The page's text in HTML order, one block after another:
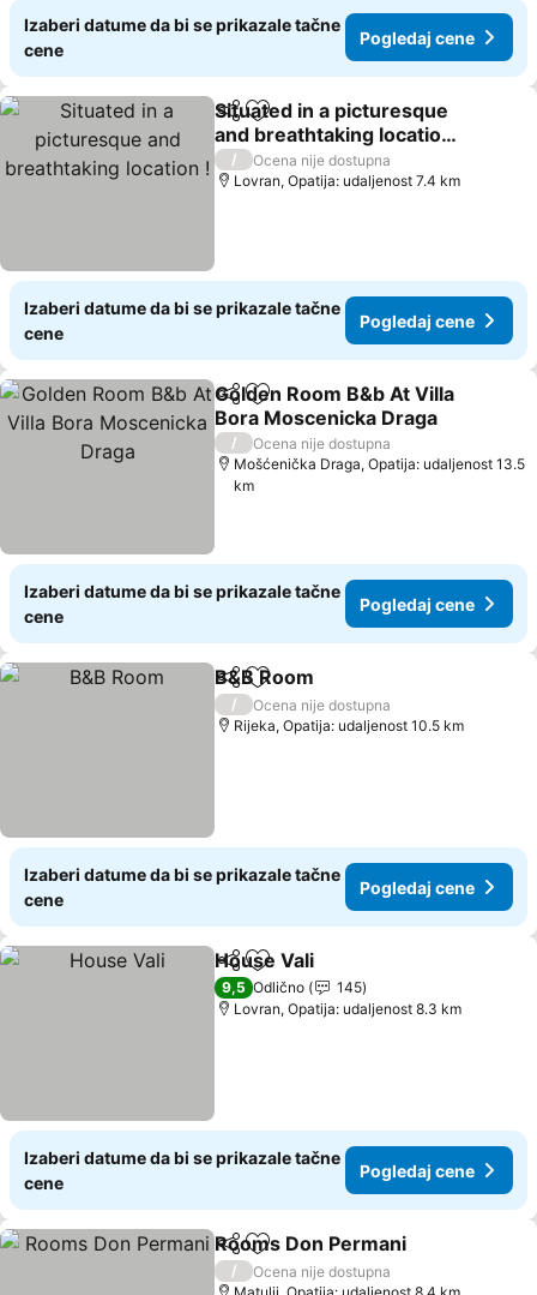
Izaberi datume da bi se prikazale tačne
cene
Pogledaj cene
Deli Dodati u favorite
Situated in a picturesque
and breathtaking location
!
/
Ocena nije dostupna
Lovran, Opatija: udaljenost 7.4 km
Izaberi datume da bi se prikazale tačne
cene
Pogledaj cene
Deli Dodati u favorite
Golden Room B&b At Villa
Bora Moscenicka Draga
/
Ocena nije dostupna
Mošćenička Draga, Opatija: udaljenost 13.5
km
Izaberi datume da bi se prikazale tačne
cene
Pogledaj cene
Deli Dodati u favorite
B&B Room
/
Ocena nije dostupna
Rijeka, Opatija: udaljenost 10.5 km
Izaberi datume da bi se prikazale tačne
cene
Pogledaj cene
Deli Dodati u favorite
House Vali
9,5 Odlično
145
Lovran, Opatija: udaljenost 8.3 km
Izaberi datume da bi se prikazale tačne
cene
Pogledaj cene
Deli Dodati u favorite
Rooms Don Permani
/
Ocena nije dostupna